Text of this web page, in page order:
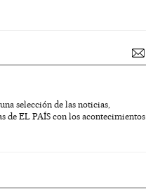
selección de las noticias,
de EL PAÍS con los acontecimientos